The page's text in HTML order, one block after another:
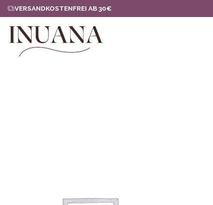
Zum
springen
VERSANDKOSTENFREI AB 30€